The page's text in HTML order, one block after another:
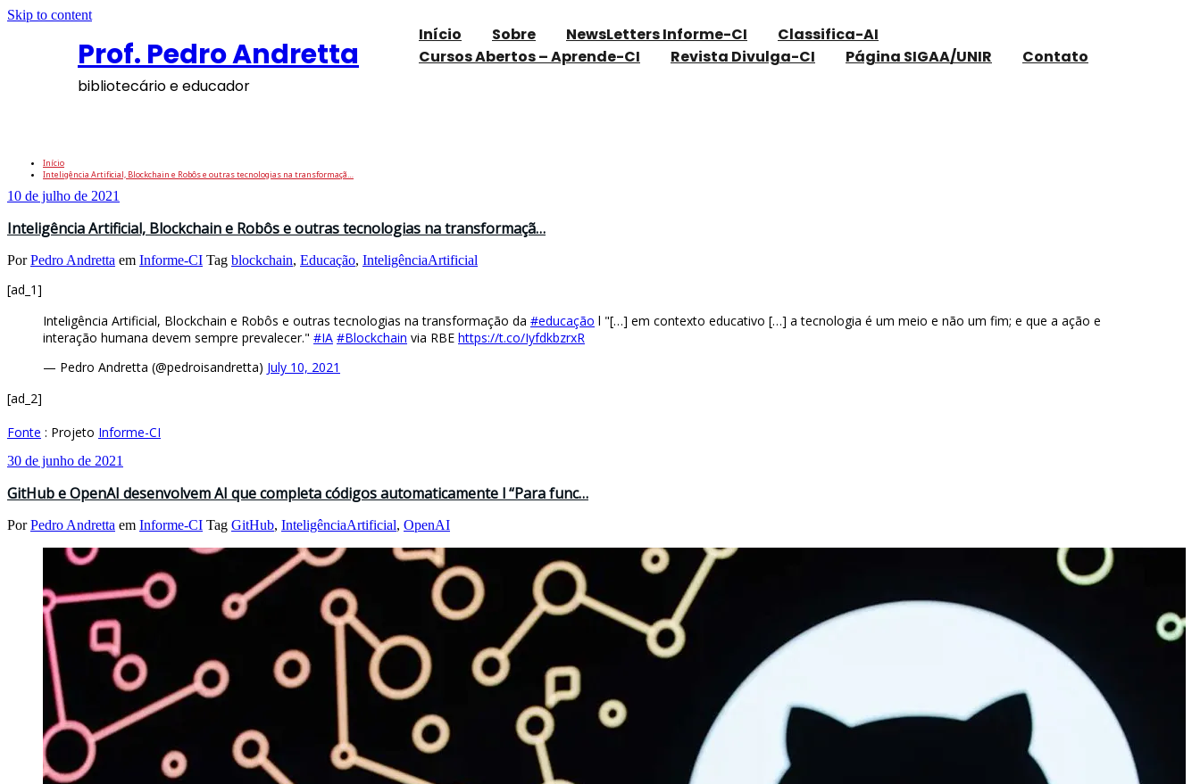
Skip to content
Prof. Pedro Andretta
bibliotecário e educador
Início Sobre NewsLetters Informe-CI
Classifica-AI
Cursos Abertos – Aprende-CI
Revista Divulga-CI Página SIGAA/UNIR Contato
Início
Inteligência Artificial, Blockchain e Robôs e outras tecnologias na transformaçã…
10 de julho de 2021
Inteligência Artificial, Blockchain e Robôs e outras tecnologias na transformaçã…
PorPedro Andretta em Informe-CI Tag blockchain, Educação, InteligênciaArtificial
[ad_1]
Inteligência Artificial, Blockchain e Robôs e outras tecnologias na transformação da #educação l "[…] em contexto educativo […] a tecnologia é um meio e não um fim; e que a ação e
interação humana devem sempre prevalecer." #IA #Blockchain via RBE https://t.co/IyfdkbzrxR
— Pedro Andretta (@pedroisandretta) July 10, 2021
[ad_2]
Fonte : Projeto Informe-CI
30 de junho de 2021
GitHub e OpenAI desenvolvem AI que completa códigos automaticamente l “Para func…
PorPedro Andretta em Informe-CI Tag GitHub, InteligênciaArtificial, OpenAI